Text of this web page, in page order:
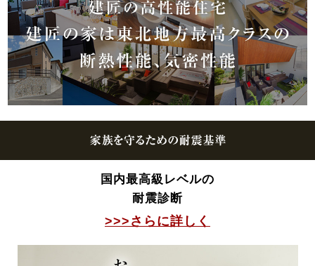
国内最高級レベルの
耐震診断
>>>さらに詳しく